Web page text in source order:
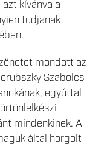
kívánva a
tudjanak
mondott az
Szabolcs
egyúttal
mindenkinek. A
által horgolt